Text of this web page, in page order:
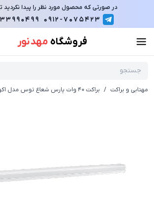
در صورتی که محصول مورد نظر را پیدا نکردید
0912-7075423
فروشگاه مهد نور
مهتابی و براکت / براکت 40 وات پارس شعاع توس مدل اکورن